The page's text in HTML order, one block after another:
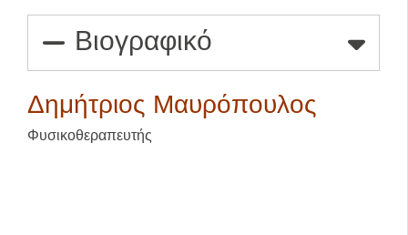
Βιογραφικό
Δημήτριος Μαυρόπουλος
Φυσικοθεραπευτής